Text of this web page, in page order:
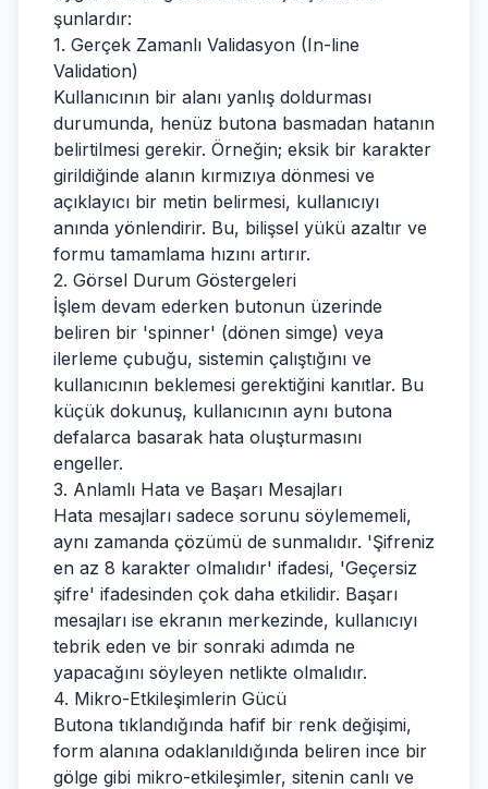
şunlardır:
1. Gerçek Zamanlı Validasyon (In-line
Validation)
Kullanıcının bir alanı yanlış doldurması
durumunda, henüz butona basmadan hatanın
belirtilmesi gerekir. Örneğin; eksik bir karakter
girildiğinde alanın kırmızıya dönmesi ve
açıklayıcı bir metin belirmesi, kullanıcıyı
anında yönlendirir. Bu, bilişsel yükü azaltır ve
formu tamamlama hızını artırır.
2. Görsel Durum Göstergeleri
İşlem devam ederken butonun üzerinde
beliren bir 'spinner' (dönen simge) veya
ilerleme çubuğu, sistemin çalıştığını ve
kullanıcının beklemesi gerektiğini kanıtlar. Bu
küçük dokunuş, kullanıcının aynı butona
defalarca basarak hata oluşturmasını
engeller.
3. Anlamlı Hata ve Başarı Mesajları
Hata mesajları sadece sorunu söylememeli,
aynı zamanda çözümü de sunmalıdır. 'Şifreniz
en az 8 karakter olmalıdır' ifadesi, 'Geçersiz
şifre' ifadesinden çok daha etkilidir. Başarı
mesajları ise ekranın merkezinde, kullanıcıyı
tebrik eden ve bir sonraki adımda ne
yapacağını söyleyen netlikte olmalıdır.
4. Mikro-Etkileşimlerin Gücü
Butona tıklandığında hafif bir renk değişimi,
form alanına odaklanıldığında beliren ince bir
gölge gibi mikro-etkileşimler, sitenin canlı ve